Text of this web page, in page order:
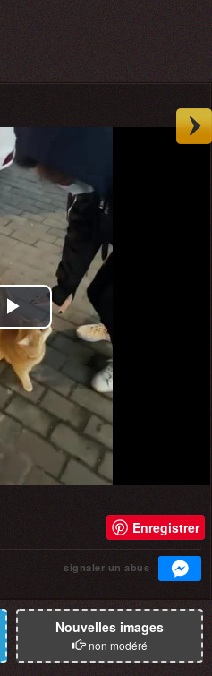
Play
Video
Enregistrer
signaler un abus
Nouvelles images
non modéré